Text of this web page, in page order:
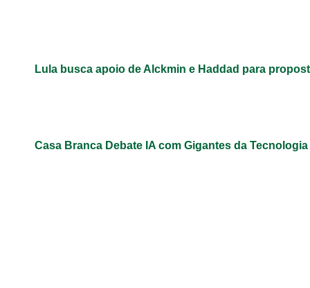
Lula busca apoio de Alckmin e Haddad para
Casa Branca Debate IA com Gigantes da